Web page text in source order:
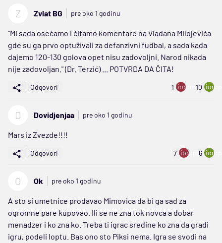
Z Zvlat BG pre oko 1 godinu
"Mi sada osećamo i čitamo komentare na Vladana Milojevića
gde su ga prvo optuživali za defanzivni fudbal, a sada kada
dajemo 120-130 golova opet nisu zadovoljni. Narod nikada
nije zadovoljan." (Dr. Terzić) ... POTVRDA DA ČITA!
Odgovori 1 ion:minus
10
D Dovidjenjaa pre oko 1 godinu
Mars iz Zvezde!!!!
Odgovori 7 ion:minus
6
O Ok pre oko 1 godinu
A sto si umetnice prodavao Mimovica da bi ga sad za
ogromne pare kupovao. Ili se ne zna tok novca a dobar
menadzer i ko zna ko. Treba ti igrac sredine ko zna da gradi
igru, podeli loptu. Bas ono sto Piksi nema. Igra se svodi na